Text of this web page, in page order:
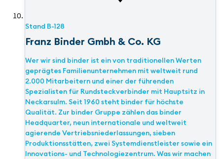
Stand B-128
Franz Binder Gmbh & Co. KG
Wer wir sind binder ist ein von traditionellen Werten
geprägtes Familienunternehmen mit weltweit rund
2.000 Mitarbeitern und einer der führenden
Spezialisten für Rundsteckverbinder mit Hauptsitz in
Neckarsulm. Seit 1960 steht binder für höchste
Qualität. Zur binder Gruppe zählen das binder
Headquarter, neun internationale und weltweit
agierende Vertriebsniederlassungen, sieben
Produktionsstätten, zwei Systemdienstleister sowie ein
Innovations- und Technologiezentrum. Was wir machen